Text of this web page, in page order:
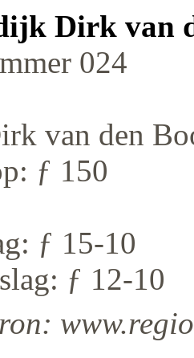
Dirk van
024
van den
ƒ 150
ƒ 15-10
ƒ 12-10